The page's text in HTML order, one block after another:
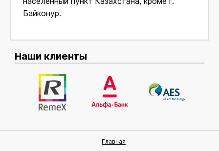
Байконур.
Наши клиенты
Главная